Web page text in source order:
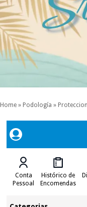
Home » Podología »
Conta
Pessoal
Histórico de
Encomendas